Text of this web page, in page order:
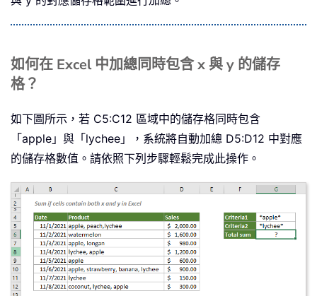
如何在 Excel 中加總同時包含 x 與 y 的儲存
格？
如下圖所示，若 C5:C12 區域中的儲存格同時包含
「apple」與「lychee」，系統將自動加總 D5:D12 中對應
的儲存格數值。請依照下列步驟輕鬆完成此操作。